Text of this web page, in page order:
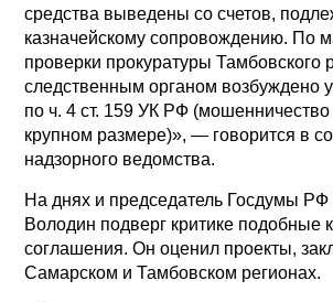
средства выведены со счетов,
казначейскому сопровождению. По
проверки прокуратуры Тамбовского
следственным органом возбуждено
по ч. 4 ст. 159 УК РФ
крупном размере)», — говорится в
надзорного ведомства.
На днях и председатель Госдумы РФ
Володин подверг критике подобные
соглашения. Он оценил проекты,
Самарском и Тамбовском регионах.